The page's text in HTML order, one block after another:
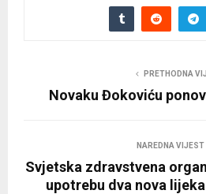
PRETHODNA
Novaku Đokoviću
NAREDNA VIJEST
Svjetska zdravstvena
upotrebu dva nova